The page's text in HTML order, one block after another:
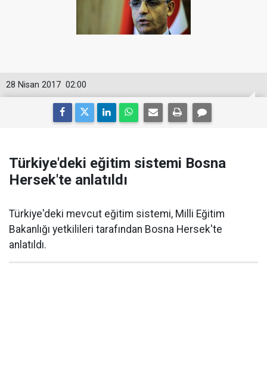
02:00
28 Nisan 2017
Türkiye'deki eğitim sistemi Bosna
Hersek'te anlatıldı
Türkiye'deki mevcut eğitim sistemi, Milli Eğitim
Bakanlığı yetkilileri tarafından Bosna Hersek'te
anlatıldı.